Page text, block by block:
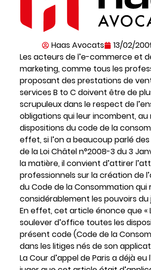
Haas Avocats 13/02/
Les acteurs de l’e-commerce et
marketing, comme tous les
proposant des prestations de
services B to C doivent être de
scrupuleux dans le respect de
obligations qui leur incombent, au
dispositions du code de la
effet, si l’on a beaucoup parlé
de la Loi Châtel n°2008-3 du 3
la matière, il convient d’attirer
professionnels sur la création de
du Code de la Consommation
considérablement les pouvoirs du
En effet, cet article énonce que «
soulever d’office toutes les
présent code (Code de la
dans les litiges nés de son
La Cour d’appel de Paris a déjà eu